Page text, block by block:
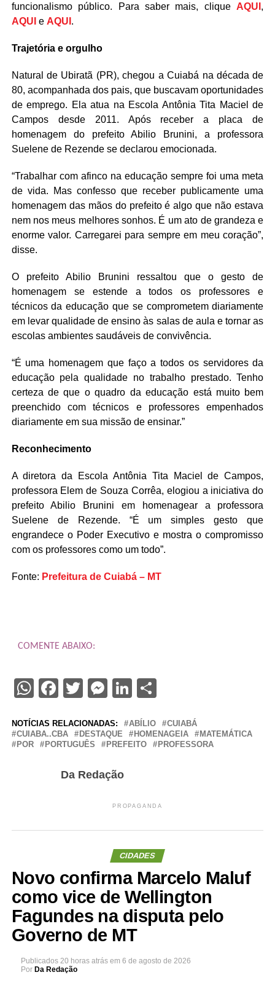
funcionalismo público. Para saber mais, cliqueAQUI ,
AQUI e AQUI .
Trajetória e orgulho
Natural de Ubiratã (PR), chegou a Cuiabá na década de
80, acompanhada dos pais, que buscavam oportunidades
de emprego. Ela atua na Escola Antônia Tita Maciel de
Campos desde 2011. Após receber a placa de
homenagem do prefeito Abilio Brunini, a professora
Suelene de Rezende se declarou emocionada.
“Trabalhar com afinco na educação sempre foi uma meta
de vida. Mas confesso que receber publicamente uma
homenagem das mãos do prefeito é algo que não estava
nem nos meus melhores sonhos. É um ato de grandeza e
enorme valor. Carregarei para sempre em meu coração”,
disse.
O prefeito Abilio Brunini ressaltou que o gesto de
homenagem se estende a todos os professores e
técnicos da educação que se comprometem diariamente
em levar qualidade de ensino às salas de aula e tornar as
escolas ambientes saudáveis de convivência.
“É uma homenagem que faço a todos os servidores da
educação pela qualidade no trabalho prestado. Tenho
certeza de que o quadro da educação está muito bem
preenchido com técnicos e professores empenhados
diariamente em sua missão de ensinar.”
Reconhecimento
A diretora da Escola Antônia Tita Maciel de Campos,
professora Elem de Souza Corrêa, elogiou a iniciativa do
prefeito Abilio Brunini em homenagear a professora
Suelene de Rezende. “É um simples gesto que
engrandece o Poder Executivo e mostra o compromisso
com os professores como um todo”.
Fonte: Prefeitura de Cuiabá – MT
COMENTE ABAIXO:
WhatsApp
Facebook
TwitterMessenger
LinkedIn
NOTÍCIAS RELACIONADAS: ABÍLIO
CUIABÁ
CUIABA..CBA
DESTAQUE HOMENAGEIA
MATEMÁTICA
POR
PORTUGUÊS PREFEITO PROFESSORA
Da Redação
PROPAGANDA
CIDADES
Novo confirma Marcelo Maluf
como vice de Wellington
Fagundes na disputa pelo
Governo de MT
Publicados 20 horas atrás em 6 de agosto de 2026
Por Da Redação